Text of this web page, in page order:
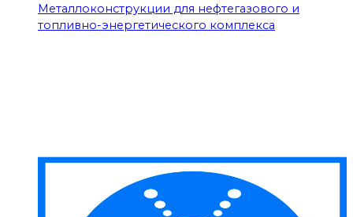
Металлоконструкции для нефтегазового и
топливно-энергетического комплекса